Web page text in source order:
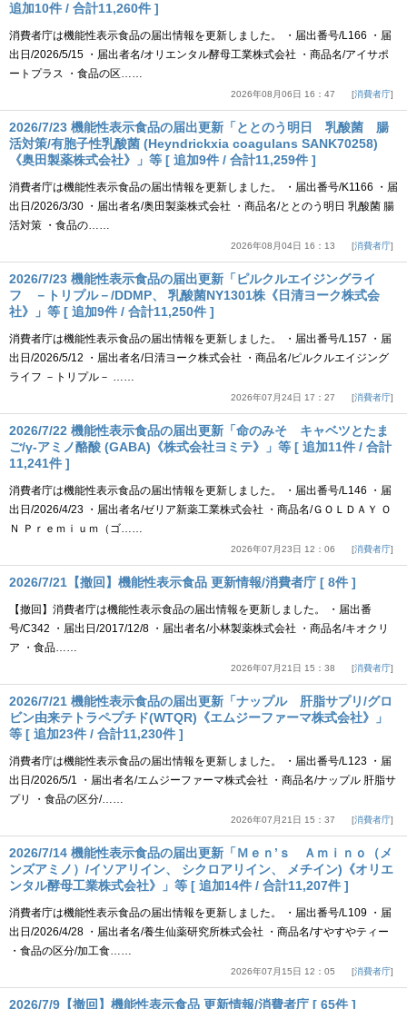
追加10件 / 合計11,260件 ]
消費者庁は機能性表示食品の届出情報を更新しました。 ・届出番号/L166 ・届
出日/2026/5/15 ・届出者名/オリエンタル酵母工業株式会社 ・商品名/アイサポ
ートプラス ・食品の区……
2026年08月06日 16：47 消費者庁
2026/7/23 機能性表示食品の届出更新「ととのう明日 乳酸菌 腸
活対策/有胞子性乳酸菌 (Heyndrickxia coagulans SANK70258)
《奥田製薬株式会社》」等 [ 追加9件 / 合計11,259件 ]
消費者庁は機能性表示食品の届出情報を更新しました。 ・届出番号/K1166 ・届
出日/2026/3/30 ・届出者名/奥田製薬株式会社 ・商品名/ととのう明日 乳酸菌 腸
活対策 ・食品の……
2026年08月04日 16：13 消費者庁
2026/7/23 機能性表示食品の届出更新「ピルクルエイジングライ
フ －トリプル－/DDMP、 乳酸菌NY1301株《日清ヨーク株式会
社》」等 [ 追加9件 / 合計11,250件 ]
消費者庁は機能性表示食品の届出情報を更新しました。 ・届出番号/L157 ・届
出日/2026/5/12 ・届出者名/日清ヨーク株式会社 ・商品名/ピルクルエイジング
ライフ －トリプル－ ……
2026年07月24日 17：27 消費者庁
2026/7/22 機能性表示食品の届出更新「命のみそ キャベツとたま
ご/γ-アミノ酪酸 (GABA)《株式会社ヨミテ》」等 [ 追加11件 / 合計
11,241件 ]
消費者庁は機能性表示食品の届出情報を更新しました。 ・届出番号/L146 ・届
出日/2026/4/23 ・届出者名/ゼリア新薬工業株式会社 ・商品名/ＧＯＬＤＡＹ Ｏ
Ｎ Ｐｒｅｍｉｕｍ（ゴ……
2026年07月23日 12：06 消費者庁
2026/7/21【撤回】機能性表示食品 更新情報/消費者庁 [ 8件 ]
【撤回】消費者庁は機能性表示食品の届出情報を更新しました。 ・届出番
号/C342 ・届出日/2017/12/8 ・届出者名/小林製薬株式会社 ・商品名/キオクリ
ア ・食品……
2026年07月21日 15：38 消費者庁
2026/7/21 機能性表示食品の届出更新「ナップル 肝脂サプリ/グロ
ビン由来テトラペプチド(WTQR)《エムジーファーマ株式会社》」
等 [ 追加23件 / 合計11,230件 ]
消費者庁は機能性表示食品の届出情報を更新しました。 ・届出番号/L123 ・届
出日/2026/5/1 ・届出者名/エムジーファーマ株式会社 ・商品名/ナップル 肝脂サ
プリ ・食品の区分/……
2026年07月21日 15：37 消費者庁
2026/7/14 機能性表示食品の届出更新「Ｍｅｎ’ｓ Ａｍｉｎｏ（メ
ンズアミノ）/イソアリイン、 シクロアリイン、 メチイン)《オリエ
ンタル酵母工業株式会社》」等 [ 追加14件 / 合計11,207件 ]
消費者庁は機能性表示食品の届出情報を更新しました。 ・届出番号/L109 ・届
出日/2026/4/28 ・届出者名/養生仙薬研究所株式会社 ・商品名/すやすやティー
・食品の区分/加工食……
2026年07月15日 12：05 消費者庁
2026/7/9【撤回】機能性表示食品 更新情報/消費者庁 [ 65件 ]